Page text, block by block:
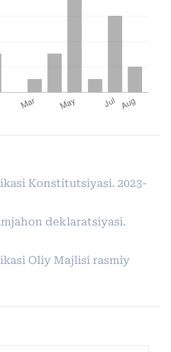
Konstitutsiyasi. 2023-
deklaratsiyasi.
Oliy Majlisi rasmiy